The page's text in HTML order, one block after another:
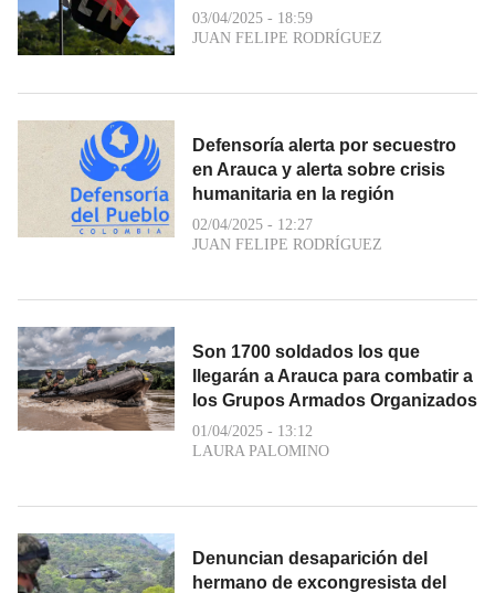
03/04/2025 - 18:59
JUAN FELIPE RODRÍGUEZ
Defensoría alerta por secuestro
en Arauca y alerta sobre crisis
humanitaria en la región
02/04/2025 - 12:27
JUAN FELIPE RODRÍGUEZ
Son 1700 soldados los que
llegarán a Arauca para combatir a
los Grupos Armados Organizados
01/04/2025 - 13:12
LAURA PALOMINO
Denuncian desaparición del
hermano de excongresista del